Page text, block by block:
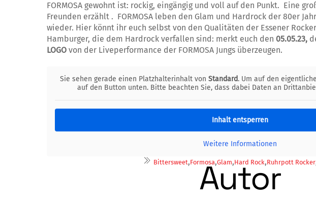
FORMOSA gewohnt ist: rockig, eingängig und voll auf den Punkt. Eine
Freunden erzählt . FORMOSA leben den Glam und Hardrock der 80er
wieder. Hier könnt ihr euch selbst von den Qualitäten der Essener
Hamburger, die dem Hardrock verfallen sind: merkt euch den 05.05.23,
LOGO von der Liveperformance der FORMOSA Jungs überzeugen.
Sie sehen gerade einen Platzhalterinhalt vonStandard. Um auf den
auf den Button unten. Bitte beachten Sie, dass dabei Daten an
Inhalt entsperren
Weitere Informationen
Bittersweet,Formosa,Glam,Hard Rock,Ruhrpott Rocker
Autor